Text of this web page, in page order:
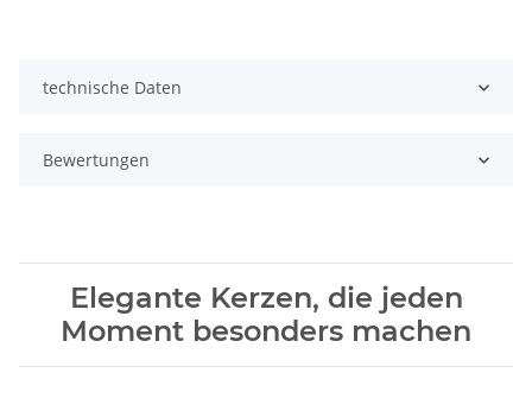
technische Daten
Bewertungen
Elegante Kerzen, die jeden
Moment besonders machen